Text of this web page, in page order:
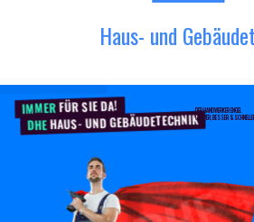
Haus- und
IMMERFÜR SIE DA!
DHEHAUS- UND GEBÄUDETECHNIK
DER HANDWERKER ENGEL
GRÖßER, BESSER &